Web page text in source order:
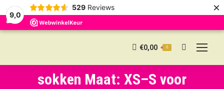
9,0
529 Reviews ×
€0,00 0 Search:
sokken Maat: XS–S voor